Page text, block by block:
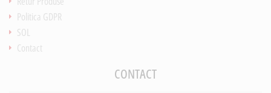
Politica GDPR
SOL
Contact
CONTACT